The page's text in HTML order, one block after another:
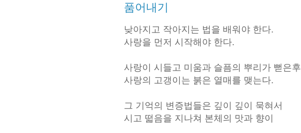
품어내기
낮아지고 작아지는 법을 배워야 한다.
사랑을 먼저 시작해야 한다.
사랑이 시들고 미움과 슬픔의 뿌리가 뻗은후
사랑의 고갱이는 붉은 열매를 맺는다.
그 기억의 변증법들은 깊이 깊이 묵혀서
시고 떫음을 지나쳐 본체의 맛과 향이